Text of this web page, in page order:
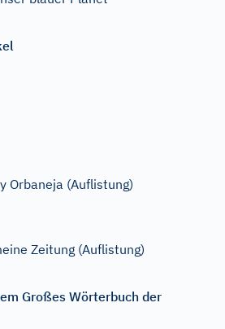
Orbaneja (Auflistung)
Zeitung (Auflistung)
Großes Wörterbuch der